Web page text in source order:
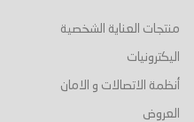
منتجات العناية الشخصية
اليكترونيات
أنظمة الاتصالات و الامان
العروض